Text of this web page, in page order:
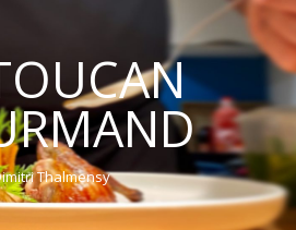
Thalmensy